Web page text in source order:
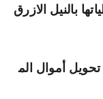
بالنيل الازرق
أموال الم